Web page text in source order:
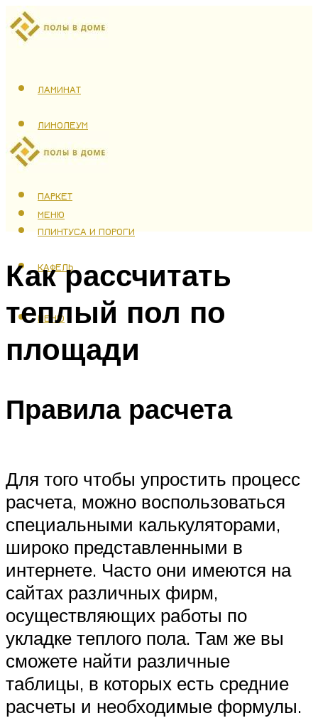
ЛАМИНАТ
ЛИНОЛЕУМ
ТЕПЛЫЙ ПОЛ
ПАРКЕТ
ПЛИНТУСА И ПОРОГИ
КАФЕЛЬ
МЕНЮ
МЕНЮ
Как рассчитать
теплый пол по
площади
Правила расчета
Для того чтобы упростить процесс
расчета, можно воспользоваться
специальными калькуляторами,
широко представленными в
интернете. Часто они имеются на
сайтах различных фирм,
осуществляющих работы по
укладке теплого пола. Там же вы
сможете найти различные
таблицы, в которых есть средние
расчеты и необходимые формулы.